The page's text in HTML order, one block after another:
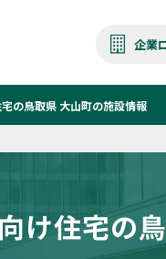
企業
の鳥取県 大山町の施設情報
け住宅の